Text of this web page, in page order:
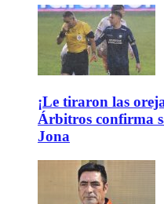
¡Le tiraron las
Árbitros confirma
Jona